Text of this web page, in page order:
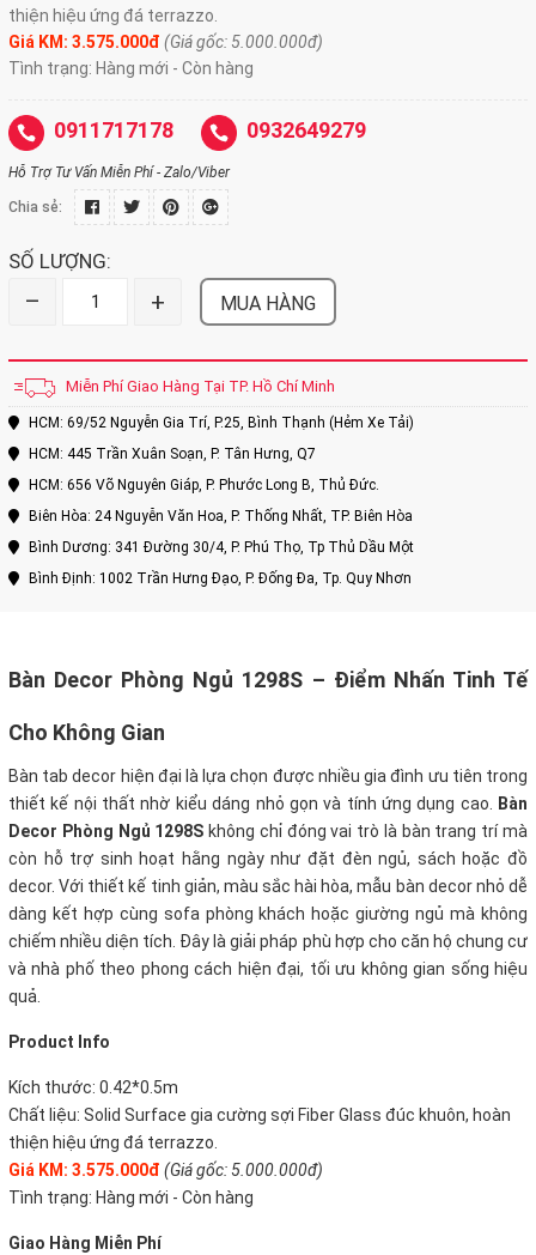
thiện hiệu ứng đá terrazzo.
Giá KM: 3.575.000đ (Giá gốc: 5.000.000đ)
Tình trạng: Hàng mới - Còn hàng
0911717178 0932649279
Hỗ Trợ Tư Vấn Miễn Phí - Zalo/Viber
Chia sẻ:
SỐ LƯỢNG:
– + MUA HÀNG
Miễn Phí Giao Hàng Tại TP. Hồ Chí Minh
HCM: 69/52 Nguyễn Gia Trí, P.25, Bình Thạnh (Hẻm Xe Tải)
HCM: 445 Trần Xuân Soạn, P. Tân Hưng, Q7
HCM: 656 Võ Nguyên Giáp, P. Phước Long B, Thủ Đức.
Biên Hòa: 24 Nguyễn Văn Hoa, P. Thống Nhất, TP. Biên Hòa
Bình Dương: 341 Đường 30/4, P. Phú Thọ, Tp Thủ Dầu Một
Bình Định: 1002 Trần Hưng Đạo, P. Đống Đa, Tp. Quy Nhơn
Bàn Decor Phòng Ngủ 1298S – Điểm Nhấn Tinh Tế
Cho Không Gian
Bàn tab decor hiện đại là lựa chọn được nhiều gia đình ưu tiên trong
thiết kế nội thất nhờ kiểu dáng nhỏ gọn và tính ứng dụng cao. Bàn
Decor Phòng Ngủ 1298S không chỉ đóng vai trò là bàn trang trí mà
còn hỗ trợ sinh hoạt hằng ngày như đặt đèn ngủ, sách hoặc đồ
decor. Với thiết kế tinh giản, màu sắc hài hòa, mẫu bàn decor nhỏ dễ
dàng kết hợp cùng sofa phòng khách hoặc giường ngủ mà không
chiếm nhiều diện tích. Đây là giải pháp phù hợp cho căn hộ chung cư
và nhà phố theo phong cách hiện đại, tối ưu không gian sống hiệu
quả.
Product Info
Kích thước: 0.42*0.5m
Chất liệu: Solid Surface gia cường sợi Fiber Glass đúc khuôn, hoàn
thiện hiệu ứng đá terrazzo.
Giá KM: 3.575.000đ (Giá gốc: 5.000.000đ)
Tình trạng: Hàng mới - Còn hàng
Giao Hàng Miễn Phí